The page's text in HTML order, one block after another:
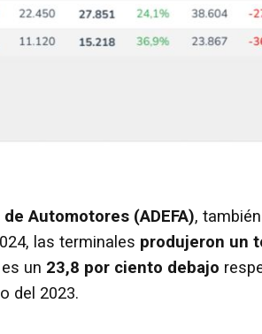
Automotores (ADEFA),
las terminales produjeron un
un 23,8 por ciento debajo
del 2023.